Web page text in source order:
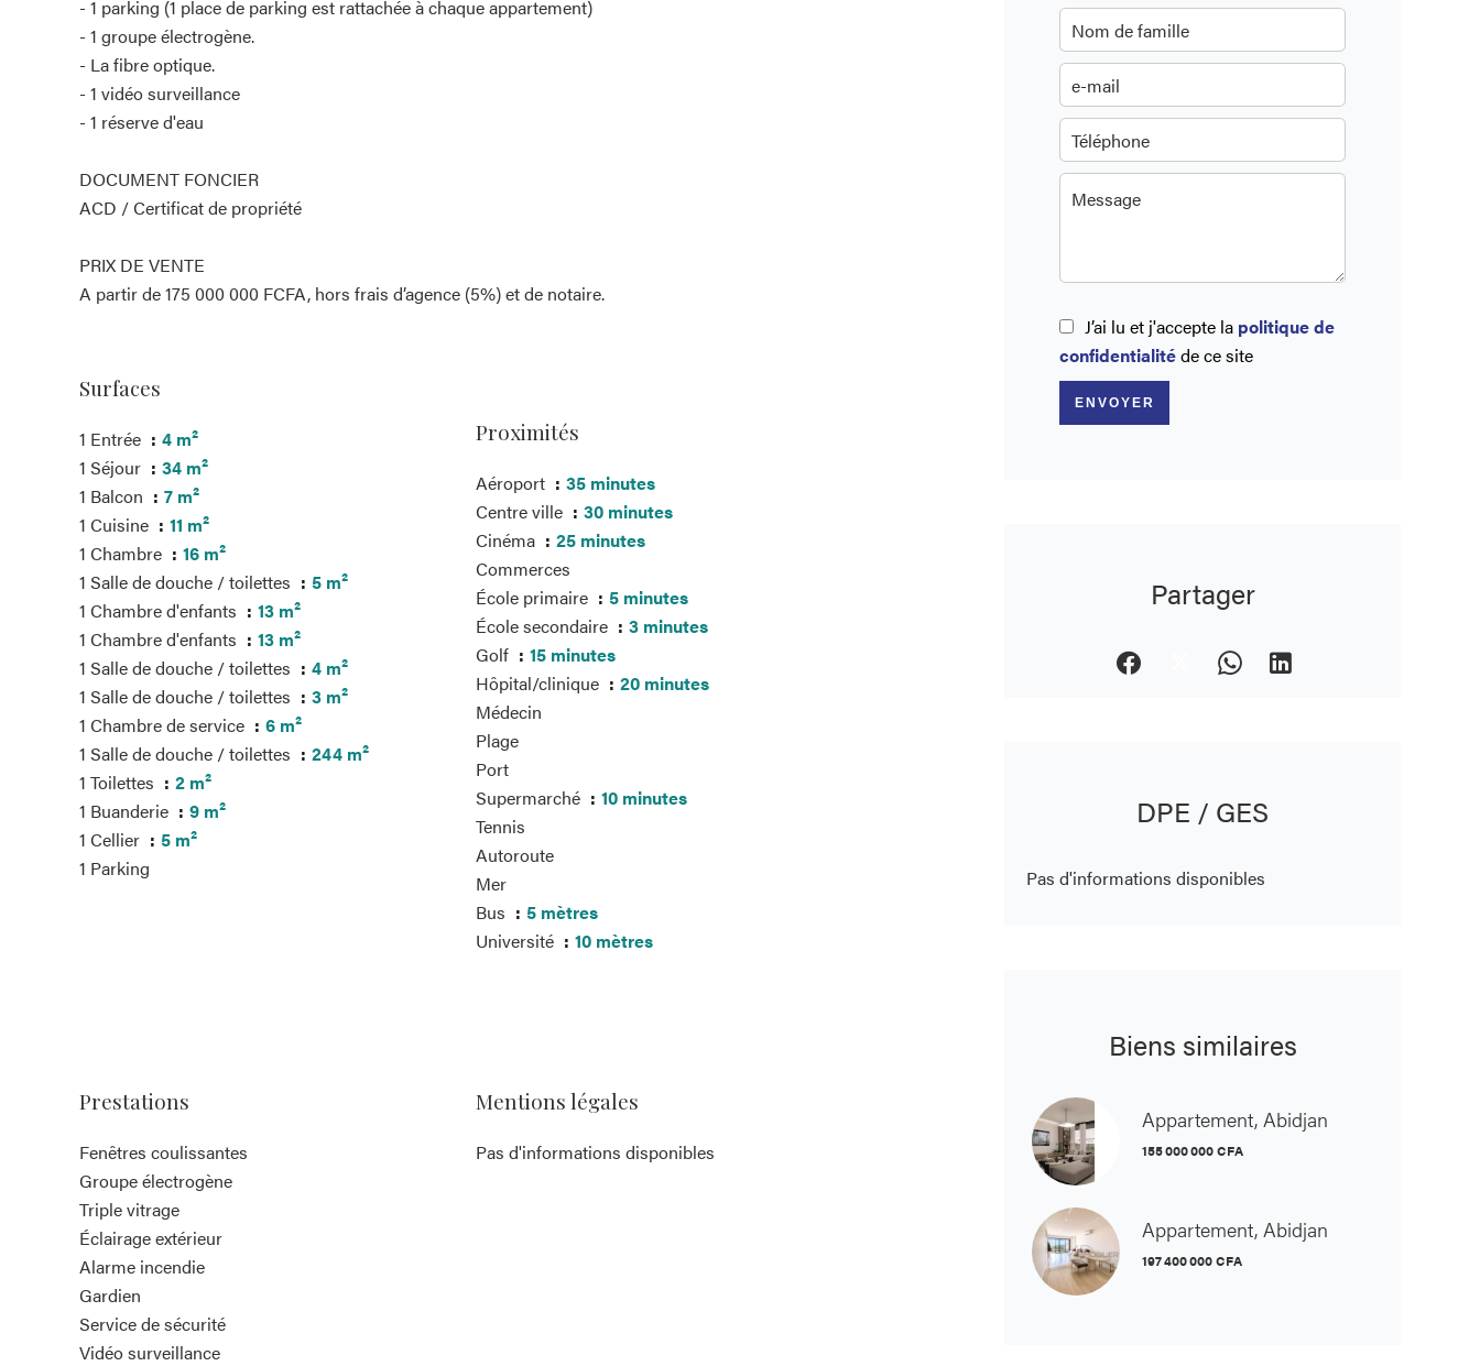
- 1 parking (1 place de parking est rattachée à chaque appartement)
- 1 groupe électrogène.
- La fibre optique.
- 1 vidéo surveillance
- 1 réserve d'eau
DOCUMENT FONCIER
ACD / Certificat de propriété
PRIX DE VENTE
A partir de 175 000 000 FCFA, hors frais d’agence (5%) et de notaire.
Surfaces
1 Entrée
4 m²
1 Séjour
34 m²
1 Balcon
7 m²
1 Cuisine
11 m²
1 Chambre
16 m²
1 Salle de douche / toilettes
5 m²
1 Chambre d'enfants
13 m²
1 Chambre d'enfants
13 m²
1 Salle de douche / toilettes
4 m²
1 Salle de douche / toilettes
3 m²
1 Chambre de service
6 m²
1 Salle de douche / toilettes
244 m²
1 Toilettes
2 m²
1 Buanderie
9 m²
1 Cellier
5 m²
1 Parking
Proximités
Aéroport
35 minutes
Centre ville
30 minutes
Cinéma
25 minutes
Commerces
École primaire
5 minutes
École secondaire
3 minutes
Golf
15 minutes
Hôpital/clinique
20 minutes
Médecin
Plage
Port
Supermarché
10 minutes
Tennis
Autoroute
Mer
Bus
5 mètres
Université
10 mètres
Prestations
Fenêtres coulissantes
Groupe électrogène
Triple vitrage
Éclairage extérieur
Alarme incendie
Gardien
Service de sécurité
Vidéo surveillance
Mentions légales
Pas d'informations disponibles
J’ai lu et j'accepte la politique de
confidentialitéde ce site
ENVOYER
Partager
DPE / GES
Pas d'informations disponibles
Biens similaires
Appartement, Abidjan
155 000 000 CFA
Appartement, Abidjan
197 400 000 CFA